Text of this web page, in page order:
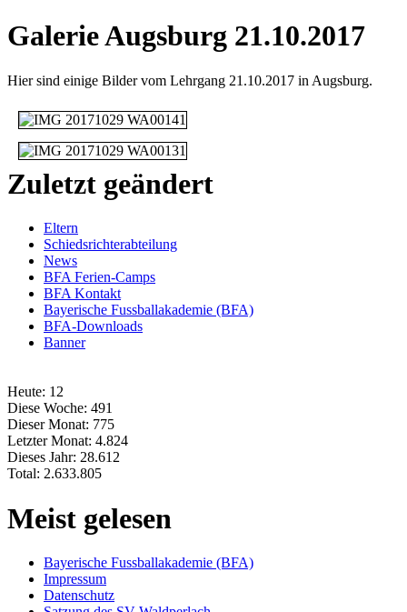
Galerie Augsburg 21.10.2017
Hier sind einige Bilder vom Lehrgang 21.10.2017 in Augsburg.
Zuletzt geändert
Eltern
Schiedsrichterabteilung
News
BFA Ferien-Camps
BFA Kontakt
Bayerische Fussballakademie (BFA)
BFA-Downloads
Banner
Heute: 12
Diese Woche: 491
Dieser Monat: 775
Letzter Monat: 4.824
Dieses Jahr: 28.612
Total: 2.633.805
Meist gelesen
Bayerische Fussballakademie (BFA)
Impressum
Datenschutz